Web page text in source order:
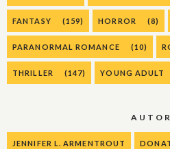
FANTASY (159) HORROR (8)
PARANORMAL ROMANCE (10)
THRILLER (147) YOUNG ADULT
JENNIFER L. ARMENTROUT